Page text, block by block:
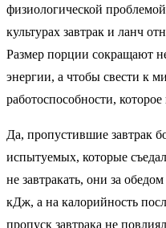
физиологической
культурах завтрак и ланч
Размер порции сокращают
энергии, а чтобы свести к
работоспособности,
Да, пропустившие завтрак
испытуемых, которые
не завтракать, они за
кДж, а на калорийность
пропуск завтрака не